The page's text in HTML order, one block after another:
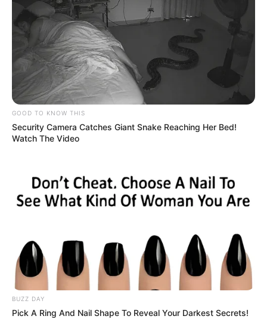
GOOD TO KNOW THIS
Security Camera Catches Giant Snake Reaching Her Bed!
Watch The Video
BUZZ DAY
Pick A Ring And Nail Shape To Reveal Your Darkest Secrets!